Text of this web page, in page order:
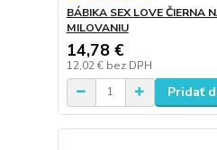
BÁBIKA SEX LOVE ČIERNA
MILOVANIU
14,78 €
12,02 € bez DPH
Pridať